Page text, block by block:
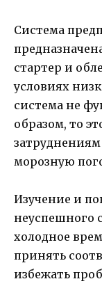
Система
стартер и
условиях
система не
образом, то
затруднениям
морозную
Изучение и
неуспешного
холодное
принять
избежать